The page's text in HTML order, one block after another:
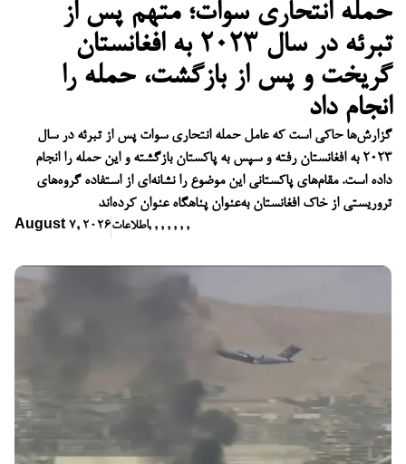
حمله انتحاری سوات؛ متهم پس از
تبرئه در سال ۲۰۲۳ به افغانستان
گریخت و پس از بازگشت، حمله را
انجام داد
گزارش‌ها حاکی است که عامل حمله انتحاری سوات پس از تبرئه در سال
۲۰۲۳ به افغانستان رفته و سپس به پاکستان بازگشته و این حمله را انجام
داده است. مقام‌های پاکستانی این موضوع را نشانه‌ای از استفاده گروه‌های
تروریستی از خاک افغانستان به‌عنوان پناهگاه عنوان کرده‌اند
August 7, 2026اطلاعات, , , , , , ,